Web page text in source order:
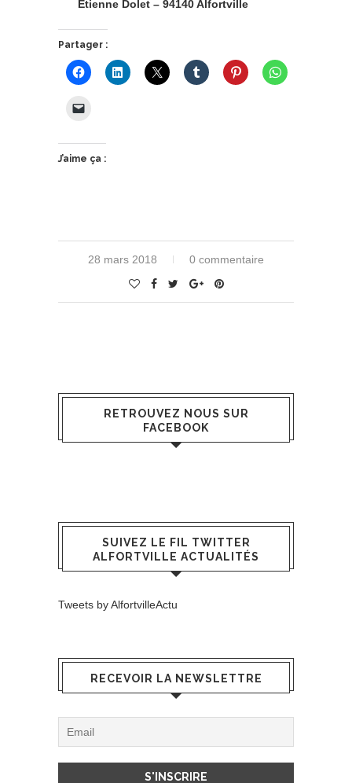
Etienne Dolet – 94140 Alfortville
Partager :
J’aime ça :
28 mars 2018 0 commentaire
RETROUVEZ NOUS SUR
FACEBOOK
SUIVEZ LE FIL TWITTER
ALFORTVILLE ACTUALITÉS
Tweets by AlfortvilleActu
RECEVOIR LA NEWSLETTRE